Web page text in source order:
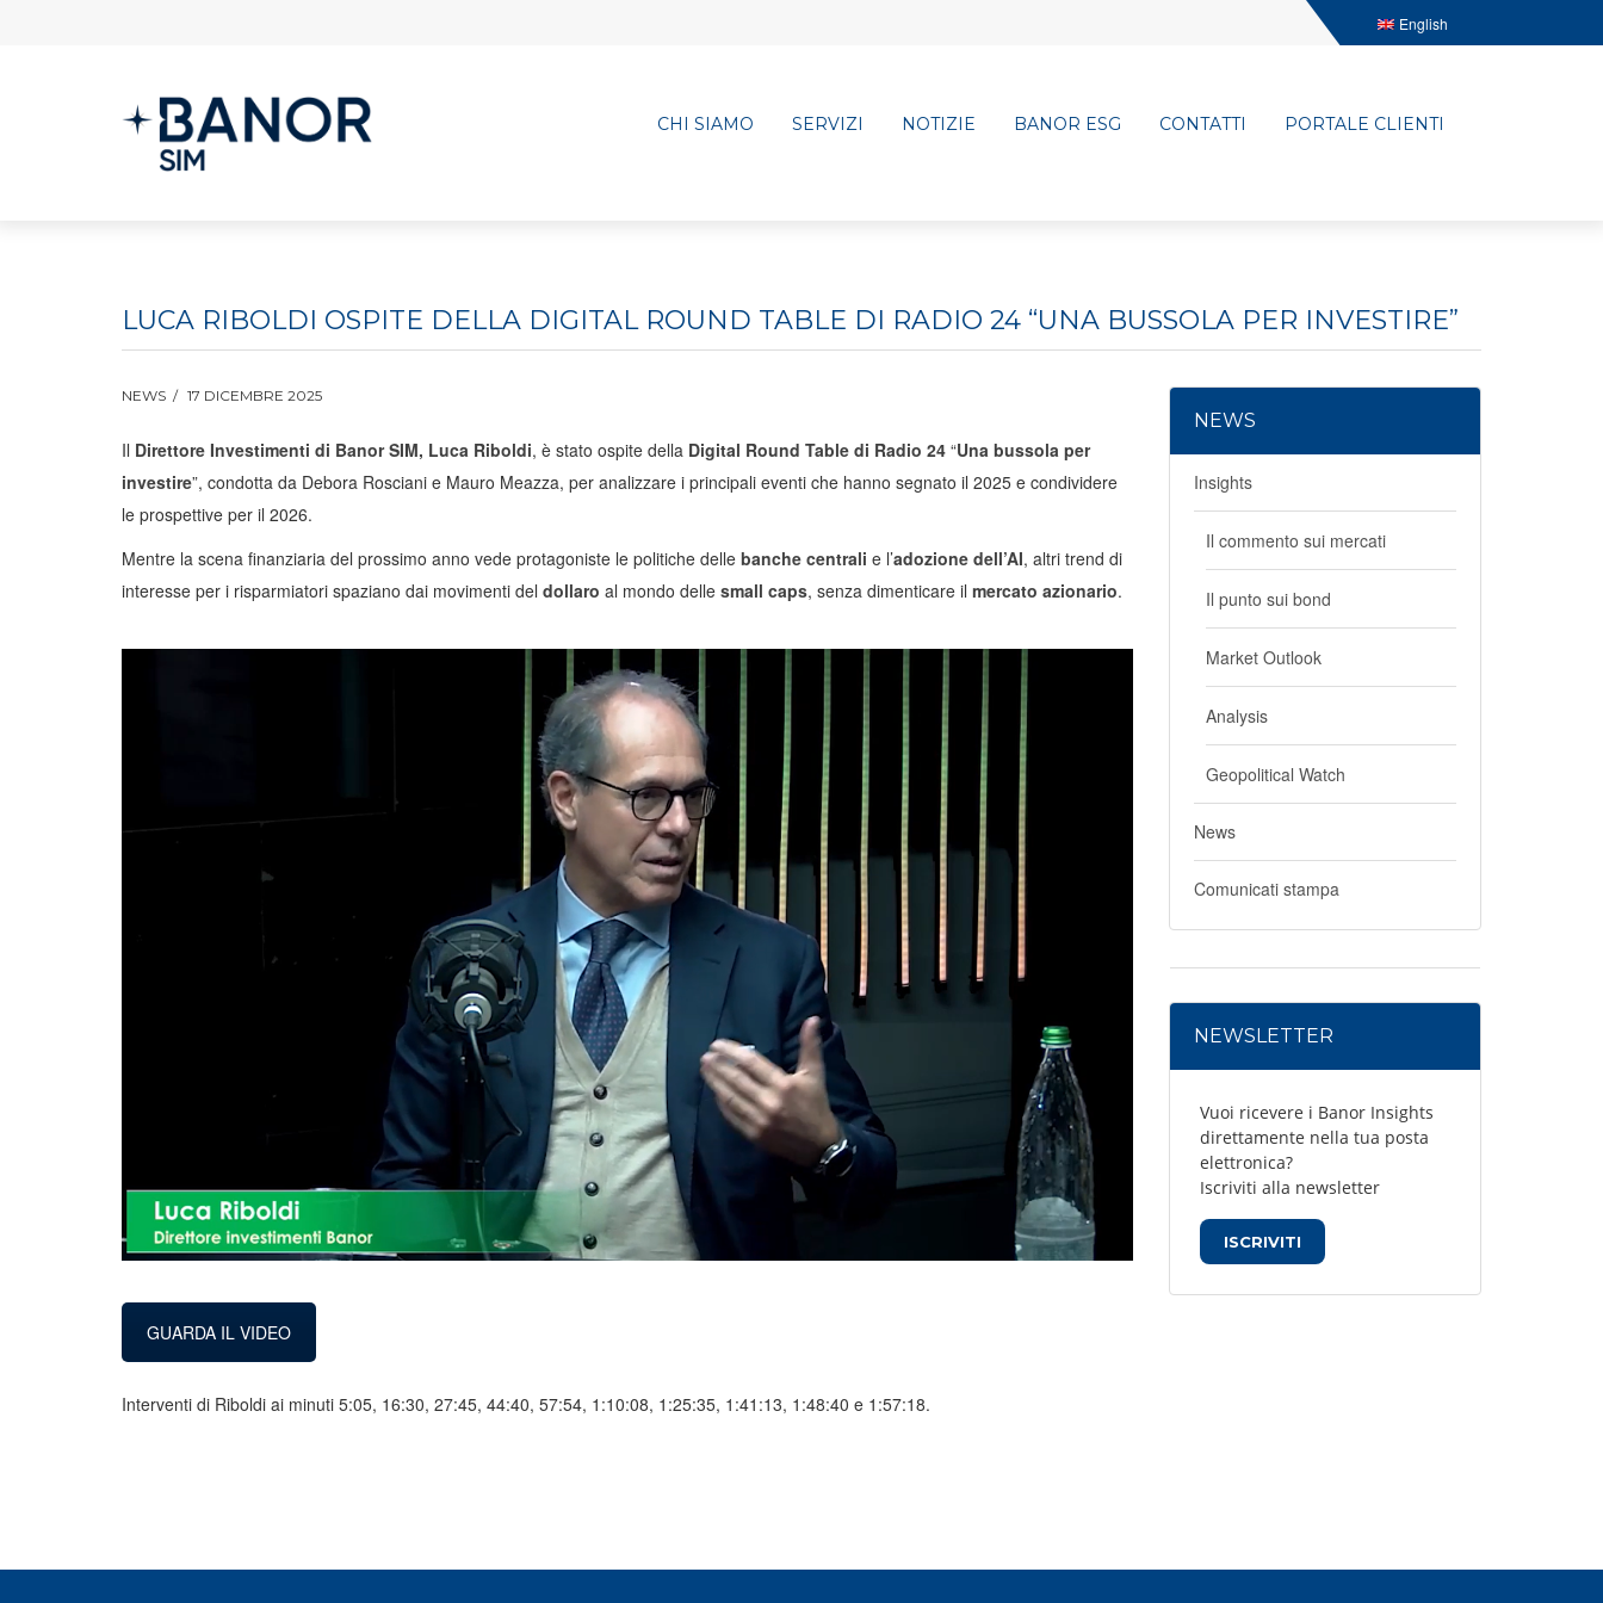
English
CHI SIAMO SERVIZI NOTIZIE BANOR ESG CONTATTI PORTALE CLIENTI
LUCA RIBOLDI OSPITE DELLA DIGITAL ROUND TABLE DI RADIO 24 “UNA BUSSOLA PER INVESTIRE”
NEWS 17 DICEMBRE 2025
Il Direttore Investimenti di Banor SIM, Luca Riboldi, è stato ospite della Digital Round Table di Radio 24 “Una bussola per
investire”, condotta da Debora Rosciani e Mauro Meazza, per analizzare i principali eventi che hanno segnato il 2025 e condividere
le prospettive per il 2026.
Mentre la scena finanziaria del prossimo anno vede protagoniste le politiche delle banche centrali e l’adozione dell’AI, altri trend di
interesse per i risparmiatori spaziano dai movimenti del dollaro al mondo delle small caps, senza dimenticare il mercato azionario.
GUARDA IL VIDEO
Interventi di Riboldi ai minuti 5:05, 16:30, 27:45, 44:40, 57:54, 1:10:08, 1:25:35, 1:41:13, 1:48:40 e 1:57:18.
NEWS
Insights
Il commento sui mercati
Il punto sui bond
Market Outlook
Analysis
Geopolitical Watch
News
Comunicati stampa
NEWSLETTER
Vuoi ricevere i Banor Insights
direttamente nella tua posta
elettronica?
Iscriviti alla newsletter
ISCRIVITI